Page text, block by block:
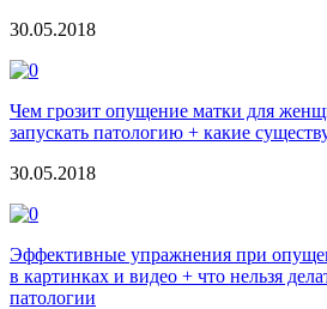
30.05.2018
Чем грозит опущение матки для
запускать патологию + какие
30.05.2018
Эффективные упражнения при
в картинках и видео + что нельзя
патологии